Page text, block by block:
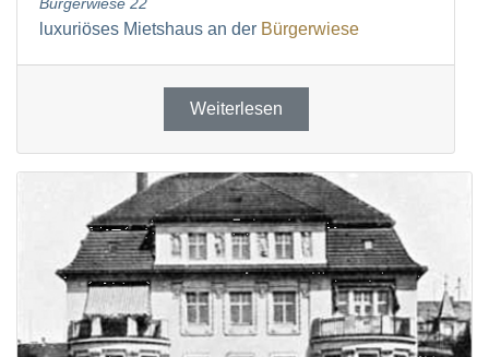
luxuriöses Mietshaus an der Bürgerwiese
Weiterlesen